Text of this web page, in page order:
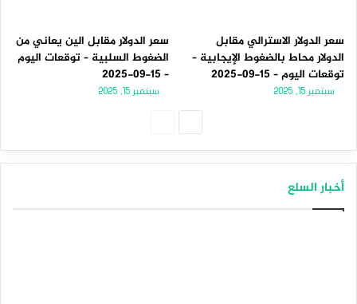
سعر الدولار الاسترالي مقابل
الدولار محاط بالضغوط الإيجابية –
توقعات اليوم – 15-09-2025
سبتمبر 15, 2025
سعر الدولار مقابل الين يعاني من
الضغوط السلبية – توقعات اليوم
– 15-09-2025
سبتمبر 15, 2025
أخبار السلع